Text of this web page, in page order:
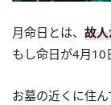
月命日とは、 故
もし命日が4月10
お墓の近くに住